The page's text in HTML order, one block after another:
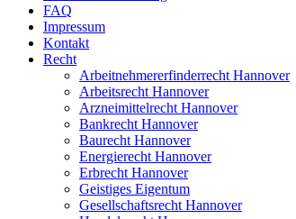
FAQ
Impressum
Kontakt
Recht
Arbeitnehmererfinderrecht Hannover
Arbeitsrecht Hannover
Arzneimittelrecht Hannover
Bankrecht Hannover
Baurecht Hannover
Energierecht Hannover
Erbrecht Hannover
Geistiges Eigentum
Gesellschaftsrecht Hannover